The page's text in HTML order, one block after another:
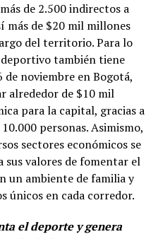
de 2.500 indirectos a
más de $20 mil millones
del territorio. Para lo
también tiene
de noviembre en Bogotá,
alrededor de $10 mil
para la capital, gracias a
personas. Asimismo,
sectores económicos se
sus valores de fomentar el
un ambiente de familia y
únicos en cada corredor.
el deporte y genera